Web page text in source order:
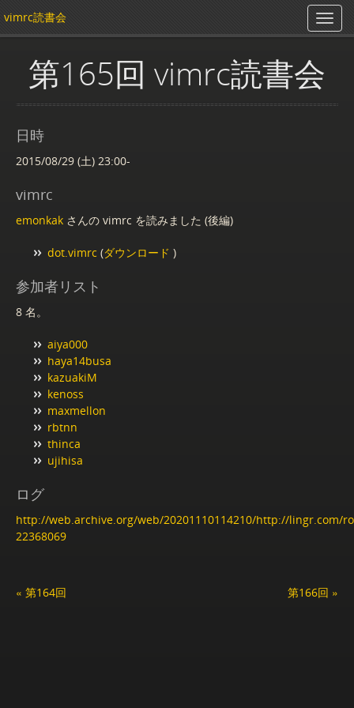
vimrc読書会
第165回 vimrc読書会
日時
2015/08/29 (土) 23:00-
vimrc
emonkak さんの vimrc を読みました (後編)
dot.vimrc (ダウンロード )
参加者リスト
8 名。
aiya000
haya14busa
kazuakiM
kenoss
maxmellon
rbtnn
thinca
ujihisa
ログ
http://web.archive.org/web/20201110114210/http://lingr.com/
22368069
« 第164回 第166回 »